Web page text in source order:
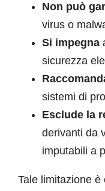
Non può
virus o
Si impegna
sicurezza
sistemi di
Esclude la
derivanti da
imputabili a
Tale limitazione